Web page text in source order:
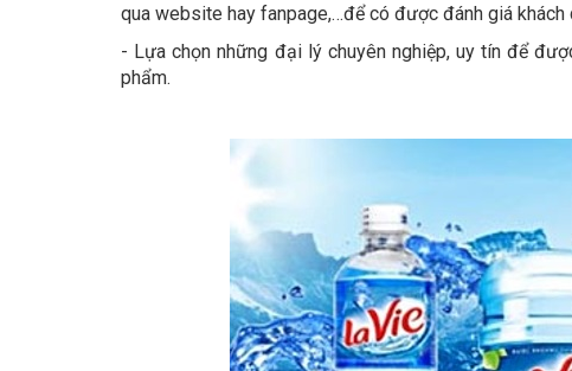
qua website hay fanpage,…để có được đánh giá khách
- Lựa chọn những đại lý chuyên nghiệp, uy tín để
phẩm.